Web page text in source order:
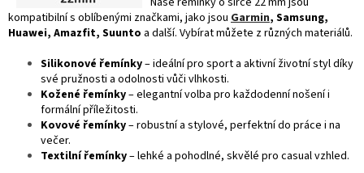
kompatibilní s oblíbenými značkami, jako jsou Garmin, Samsung,
Huawei, Amazfit, Suunto a další. Vybírat můžete z různých materiálů.
Silikonové řemínky– ideální pro sport a aktivní životní styl díky
své pružnosti a odolnosti vůči vlhkosti.
Kožené řemínky– elegantní volba pro každodenní nošení i
formální příležitosti.
Kovové řemínky– robustní a stylové, perfektní do práce i na
večer.
Textilní řemínky– lehké a pohodlné, skvělé pro casual vzhled.